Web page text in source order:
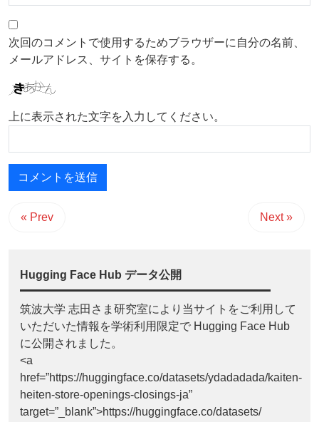
次回のコメントで使用するためブラウザーに自分の名前、
メールアドレス、サイトを保存する。
上に表示された文字を入力してください。
« Prev Next »
Hugging Face Hub データ公開
筑波大学 志田さま研究室により当サイトをご利用して
いただいた情報を学術利用限定で Hugging Face Hub
に公開されました。
<a
href=”https://huggingface.co/datasets/ydadadada/kaiten-
heiten-store-openings-closings-ja”
target=”_blank”>https://huggingface.co/datasets/